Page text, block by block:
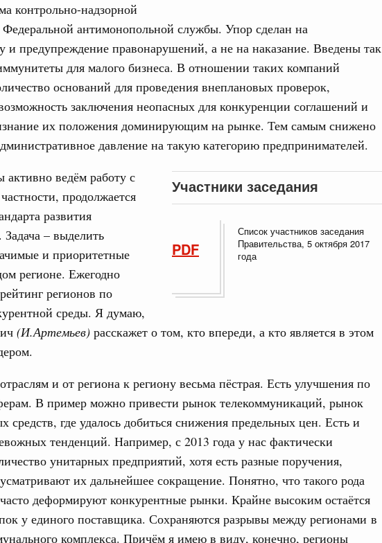
контрольно-надзорной
Федеральной антимонопольной службы. Упор сделан на
и предупреждение правонарушений, а не на наказание. Введены так
для малого бизнеса. В отношении таких компаний
оснований для проведения внеплановых проверок,
заключения неопасных для конкуренции соглашений и
их положения доминирующим на рынке. Тем самым снижено
давление на такую категорию предпринимателей.
Участники заседания
PDF
Список участников заседания
Правительства, 5 октября 2017
года
активно ведём работу с
продолжается
развития
– выделить
и приоритетные
регионе. Ежегодно
регионов по
среды. Я думаю,
(И.Артемьев) расскажет о том, кто впереди, а кто является в этом
и от региона к региону весьма пёстрая. Есть улучшения по
В пример можно привести рынок телекоммуникаций, рынок
средств, где удалось добиться снижения предельных цен. Есть и
тенденций. Например, с 2013 года у нас фактически
унитарных предприятий, хотя есть разные поручения,
их дальнейшее сокращение. Понятно, что такого рода
деформируют конкурентные рынки. Крайне высоким остаётся
у единого поставщика. Сохраняются разрывы между регионами в
комплекса. Причём я имею в виду, конечно, регионы
трассах открылись
сервиса
стратегической сессии о
научно-технологическим развитием
среда
ЖКХ обновлено в России при участии
ОЭЗ. ТОР. Моногорода
реализации проектов института
округе
молодёжи сформировал целое
себя ответственность за будущее
на юге России вырос почти на треть
в управление «ДОМ.РФ»
в России вырос на 4,3%, въездной –
по ситуации на топливном рынке
Email